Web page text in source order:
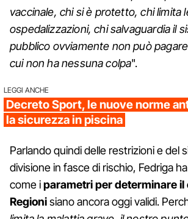
vaccinale, chi si è protetto, chi limita
ospedalizzazioni, chi salvaguardia il
pubblico ovviamente non può
cui non ha nessuna colpa".
LEGGI ANCHE
Decreto Sport, le nuove norme
la sicurezza in piscina
Parlando quindi delle restrizioni e del
divisione in fasce di rischio, Fedriga
come iparametri per determinare il
Regionisiano ancora oggi validi.